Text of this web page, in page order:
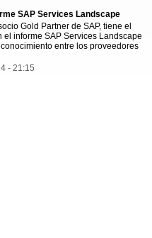
SAP Services Landscape
Gold Partner de SAP, tiene el
informe SAP Services Landscape
entre los proveedores
- 21:15